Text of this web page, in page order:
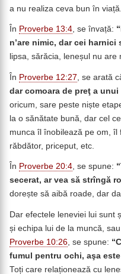
a nu realiza ceva bun în viață.
În Proverbe 13:4, se învață: “
n’are nimic, dar cei harnici
lipsa, sărăcia, leneșul nu are
În Proverbe 12:27 , se arată
dar comoara de preţ a unui
oricum, sare peste niște
la o sănătate bună, dar cel
munca îl înobilează pe om, îl
răbdător, priceput, etc.
În Proverbe 20:4, se spune: “
secerat, ar vea să strîngă
dorește să aibă roade, dar
Dar efectele leneviei lui sunt
și echipa lui de la muncă,
Proverbe 10:26 , se spune: “
fumul pentru ochi, aşa
Toți care relaționează cu